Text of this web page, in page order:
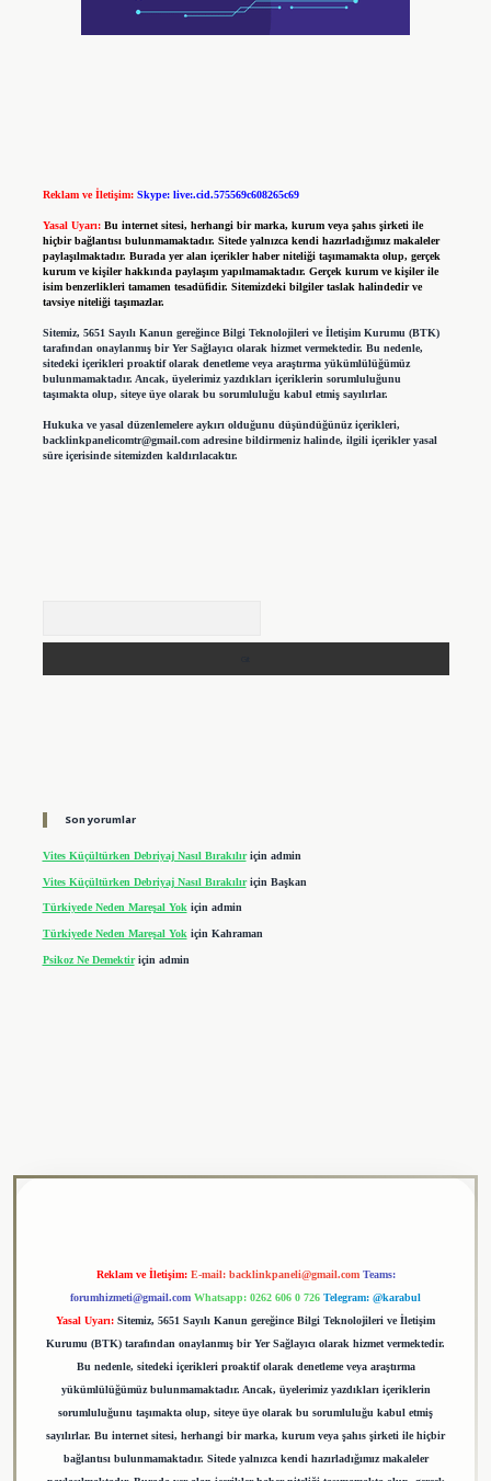
Reklam ve İletişim: Skype: live:.cid.575569c608265c69
Yasal Uyarı: Bu internet sitesi, herhangi bir marka, kurum veya şahıs şirketi ile
hiçbir bağlantısı bulunmamaktadır. Sitede yalnızca kendi hazırladığımız makaleler
paylaşılmaktadır. Burada yer alan içerikler haber niteliği taşımamakta olup, gerçek
kurum ve kişiler hakkında paylaşım yapılmamaktadır. Gerçek kurum ve kişiler ile
isim benzerlikleri tamamen tesadüfidir. Sitemizdeki bilgiler taslak halindedir ve
tavsiye niteliği taşımazlar.
Sitemiz, 5651 Sayılı Kanun gereğince Bilgi Teknolojileri ve İletişim Kurumu (BTK)
tarafından onaylanmış bir Yer Sağlayıcı olarak hizmet vermektedir. Bu nedenle,
sitedeki içerikleri proaktif olarak denetleme veya araştırma yükümlülüğümüz
bulunmamaktadır. Ancak, üyelerimiz yazdıkları içeriklerin sorumluluğunu
taşımakta olup, siteye üye olarak bu sorumluluğu kabul etmiş sayılırlar.
Hukuka ve yasal düzenlemelere aykırı olduğunu düşündüğünüz içerikleri,
backlinkpanelicomtr@gmail.comadresine bildirmeniz halinde, ilgili içerikler yasal
süre içerisinde sitemizden kaldırılacaktır.
Son yorumlar
Vites Küçültürken Debriyaj Nasıl Bırakılıriçin admin
Vites Küçültürken Debriyaj Nasıl Bırakılıriçin Başkan
Türkiyede Neden Mareşal Yokiçin admin
Türkiyede Neden Mareşal Yok için Kahraman
Psikoz Ne Demektiriçin admin
Reklam ve İletişim: E-mail: backlinkpaneli@gmail.com Teams:
forumhizmeti@gmail.com Whatsapp: 0262 606 0 726 Telegram: @karabul
Yasal Uyarı: Sitemiz, 5651 Sayılı Kanun gereğince Bilgi Teknolojileri ve İletişim
Kurumu (BTK) tarafından onaylanmış bir Yer Sağlayıcı olarak hizmet vermektedir.
Bu nedenle, sitedeki içerikleri proaktif olarak denetleme veya araştırma
yükümlülüğümüz bulunmamaktadır. Ancak, üyelerimiz yazdıkları içeriklerin
sorumluluğunu taşımakta olup, siteye üye olarak bu sorumluluğu kabul etmiş
sayılırlar. Bu internet sitesi, herhangi bir marka, kurum veya şahıs şirketi ile hiçbir
bağlantısı bulunmamaktadır. Sitede yalnızca kendi hazırladığımız makaleler